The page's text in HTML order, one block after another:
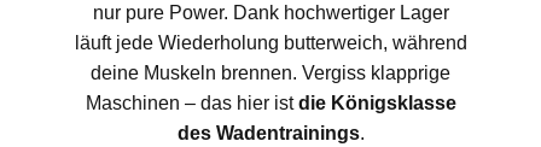
nur pure Power. Dank hochwertiger Lager
läuft jede Wiederholung butterweich, während
deine Muskeln brennen. Vergiss klapprige
Maschinen – das hier istdie Königsklasse
des Wadentrainings.